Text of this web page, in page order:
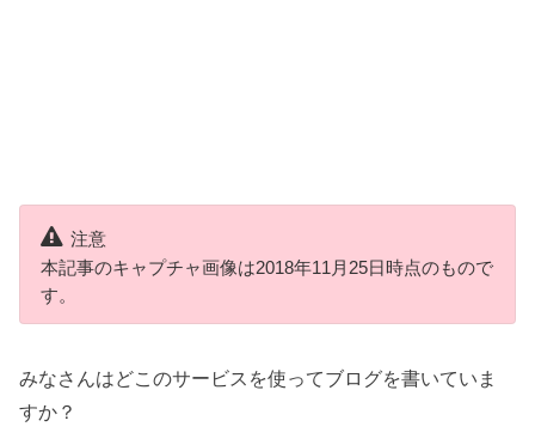
注意
本記事のキャプチャ画像は2018年11月25日時点のもので
す。
みなさんはどこのサービスを使ってブログを書いていま
すか？